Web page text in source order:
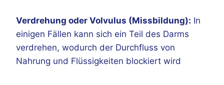
Verdrehung oder Volvulus (Missbildung): In
einigen Fällen kann sich ein Teil des Darms
verdrehen, wodurch der Durchfluss von
Nahrung und Flüssigkeiten blockiert wird